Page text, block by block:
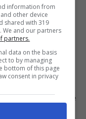
e
fine unite gli
per
nelle pirofile
altezza e
information from
other device
shared with 319
We and our partners
partners.
data on the basis
to by managing
bottom of this page
consent in privacy